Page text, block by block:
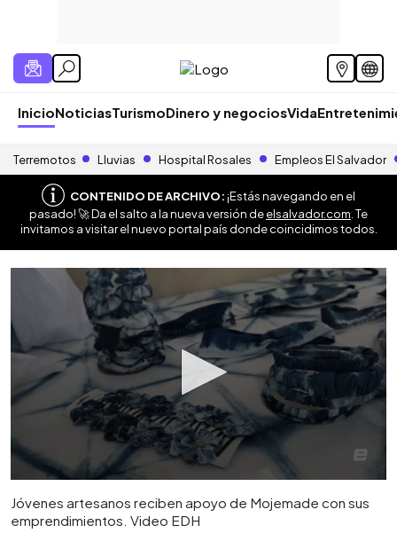
InicioNoticiasTurismoDinero y negociosVida
Terremotos Lluvias Hospital Rosales Empleos El Salvador
CONTENIDO DE ARCHIVO:¡Estás navegando en el
pasado! 🚀 Da el salto a la nueva versión deelsalvador.com . Te
invitamos a visitar el nuevo portal país donde coincidimos todos.
Jóvenes artesanos reciben apoyo de Mojemade con sus
emprendimientos. Video EDH